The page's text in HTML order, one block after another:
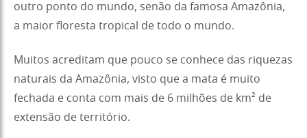
outro ponto do mundo, senão da famosa Amazônia,
a maior floresta tropical de todo o mundo.
Muitos acreditam que pouco se conhece das riquezas
naturais da Amazônia, visto que a mata é muito
fechada e conta com mais de 6 milhões de km² de
extensão de território.